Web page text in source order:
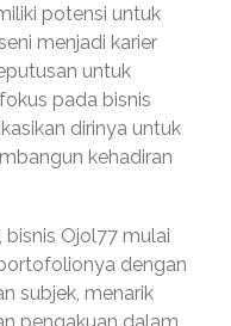
potensi untuk
menjadi karier
untuk
pada bisnis
dirinya untuk
kehadiran
bisnis Ojol77 mulai
dengan
subjek, menarik